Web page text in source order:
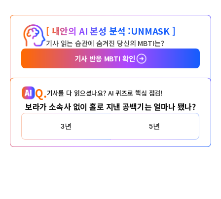
[ 내안의 AI 본성 분석 :UNMASK ]
기사 읽는 습관에 숨겨진 당신의 MBTI는?
기사 반응 MBTI 확인
Q.기사를 다 읽으셨나요? AI 퀴즈로 핵심 점검!
보라가 소속사 없이 홀로 지낸 공백기는 얼마나 됐나?
3년 5년